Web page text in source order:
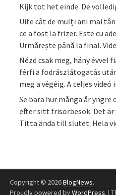
Kijk tot het einde. De
Uite cât de mulți ani mai
ce a fost la frizer. Este cu
Urmărește până la final.
Nézd csak meg, hány évvel
férfi a fodrászlátogatás
meg a végéig. A teljes
Se bara hur många år yngre
efter sitt frisörbesök. Det
Titta ända till slutet. Hela
Copyright © 2026BlogNews.
Proudly powered byWordPress. |